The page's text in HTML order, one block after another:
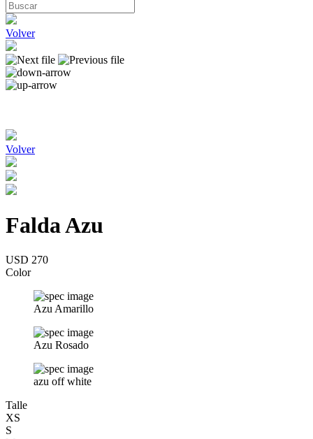
Volver
Volver
Falda Azu
USD 270
Color
Azu Amarillo
Azu Rosado
azu off white
Talle
XS
S